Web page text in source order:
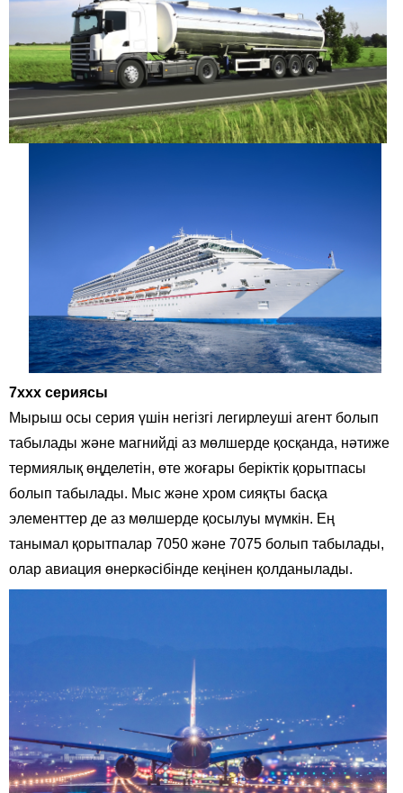
7xxx сериясы
Мырыш осы серия үшін негізгі легирлеуші ​​агент болып
табылады және магнийді аз мөлшерде қосқанда, нәтиже
термиялық өңделетін, өте жоғары беріктік қорытпасы
болып табылады. Мыс және хром сияқты басқа
элементтер де аз мөлшерде қосылуы мүмкін. Ең
танымал қорытпалар 7050 және 7075 болып табылады,
олар авиация өнеркәсібінде кеңінен қолданылады.